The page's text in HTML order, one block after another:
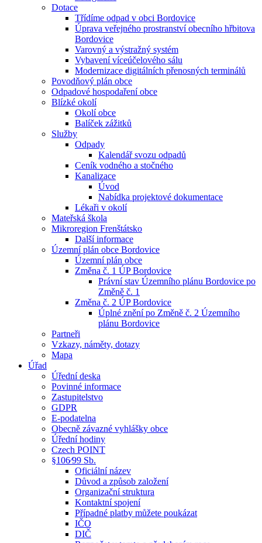
Dotace
Třídíme odpad v obci Bordovice
Úprava veřejného prostranství obecního hřbitova
Bordovice
Varovný a výstražný systém
Vybavení víceúčelového sálu
Modernizace digitálních přenosných terminálů
Povodňový plán obce
Odpadové hospodaření obce
Blízké okolí
Okolí obce
Balíček zážitků
Služby
Odpady
Kalendář svozu odpadů
Ceník vodného a stočného
Kanalizace
Úvod
Nabídka projektové dokumentace
Lékaři v okolí
Mateřská škola
Mikroregion Frenštátsko
Další informace
Územní plán obce Bordovice
Územní plán obce
Změna č. 1 ÚP Bordovice
Právní stav Územního plánu Bordovice po
Změně č. 1
Změna č. 2 ÚP Bordovice
Úplné znění po Změně č. 2 Územního
plánu Bordovice
Partneři
Vzkazy, náměty, dotazy
Mapa
Úřad
Úřední deska
Povinné informace
Zastupitelstvo
GDPR
E-podatelna
Obecně závazné vyhlášky obce
Úřední hodiny
Czech POINT
§106⁄99 Sb.
Oficiální název
Důvod a způsob založení
Organizační struktura
Kontaktní spojení
Případné platby můžete poukázat
IČO
DIČ